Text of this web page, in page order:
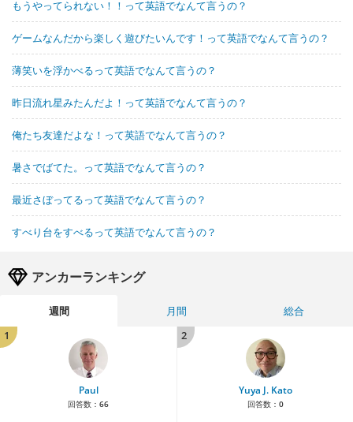
もうやってられない！！って英語でなんて言うの？
ゲームなんだから楽しく遊びたいんです！って英語でなんて言うの？
薄笑いを浮かべるって英語でなんて言うの？
昨日流れ星みたんだよ！って英語でなんて言うの？
俺たち友達だよな！って英語でなんて言うの？
暑さでばてた。って英語でなんて言うの？
最近さぼってるって英語でなんて言うの？
すべり台をすべるって英語でなんて言うの？
アンカーランキング
週間 月間
総合
1
Paul
回答数： 66
2
Yuya J. Kato
回答数： 0